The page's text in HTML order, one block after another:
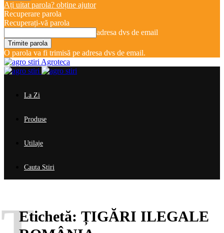
Ați uitat parola? obține ajutor
Recuperare parola
Recuperați-vă parola
adresa dvs de email
O parola va fi trimisă pe adresa dvs de email.
Agroteca
La Zi
Produse
Utilaje
Cauta Stiri
Etichetă: ȚIGĂRI ILEGALE